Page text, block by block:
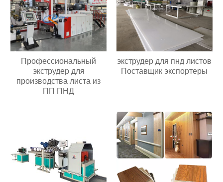
Профессиональный
экструдер для
производства листа из
ПП ПНД
экструдер для пнд листов
Поставщик экспортеры